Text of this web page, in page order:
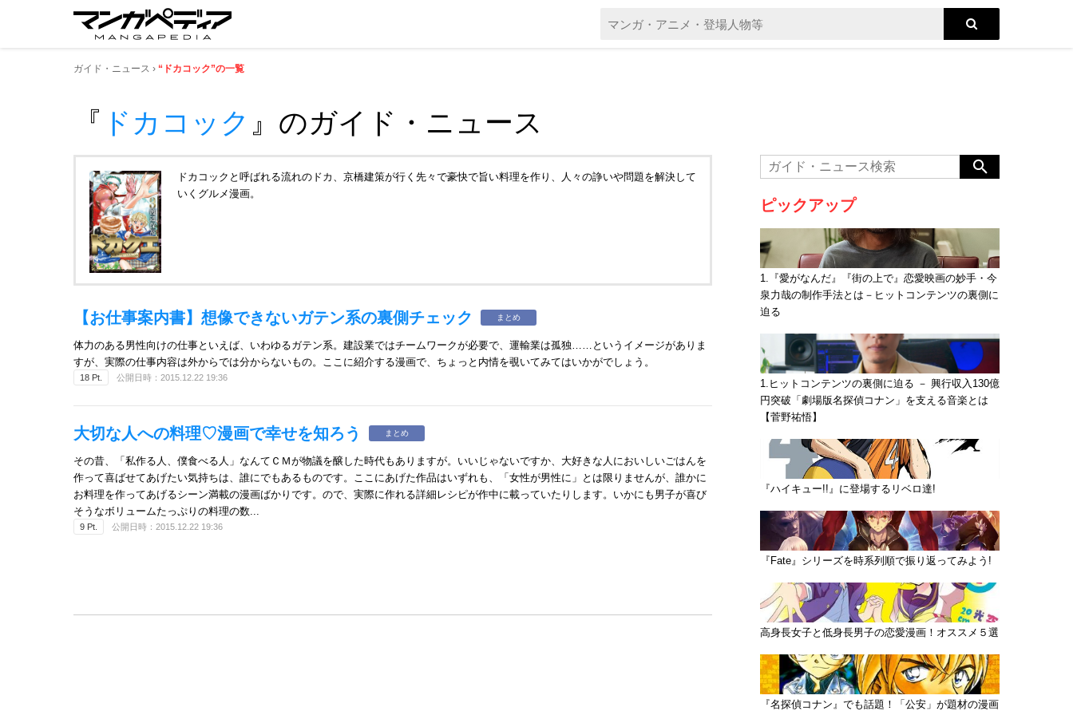
ガイド・ニュース “ドカコック”の一覧
『 ドカコック 』 のガイド・ニュース
ドカコックと呼ばれる流れのドカ、京橋建策が行く先々で豪快で旨い料理を作り、人々の諍いや問題を解決して
いくグルメ漫画。
【お仕事案内書】想像できないガテン系の裏側チェック まとめ
体力のある男性向けの仕事といえば、いわゆるガテン系。建設業ではチームワークが必要で、運輸業は孤独……というイメージがありま
すが、実際の仕事内容は外からでは分からないもの。ここに紹介する漫画で、ちょっと内情を覗いてみてはいかがでしょう。
18 Pt. 公開日時：2015.12.22 19:36
大切な人への料理♡漫画で幸せを知ろう まとめ
その昔、「私作る人、僕食べる人」なんてＣＭが物議を醸した時代もありますが。いいじゃないですか、大好きな人においしいごはんを
作って喜ばせてあげたい気持ちは、誰にでもあるものです。ここにあげた作品はいずれも、「女性が男性に」とは限りませんが、誰かに
お料理を作ってあげるシーン満載の漫画ばかりです。ので、実際に作れる詳細レシピが作中に載っていたりします。いかにも男子が喜び
そうなボリュームたっぷりの料理の数...
9 Pt. 公開日時：2015.12.22 19:36
ピックアップ
1.『愛がなんだ』『街の上で』恋愛映画の妙手・今
泉力哉の制作手法とは－ヒットコンテンツの裏側に
迫る
1.ヒットコンテンツの裏側に迫る － 興行収入130億
円突破「劇場版名探偵コナン」を支える音楽とは
【菅野祐悟】
『ハイキュー!!』に登場するリベロ達!
『Fate』シリーズを時系列順で振り返ってみよう!
高身長女子と低身長男子の恋愛漫画！オススメ５選
『名探偵コナン』でも話題！「公安」が題材の漫画